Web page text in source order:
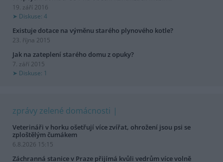
19. září 2016
Diskuse: 4
Existuje dotace na výměnu starého plynového kotle?
23. října 2015
Jak na zateplení starého domu z opuky?
7. září 2015
Diskuse: 1
zprávy zelené domácnosti
Veterináři v horku ošetřují více zvířat, ohrožení jsou psi se
zploštělým čumákem
6.8.2026 15:15
Záchranná stanice v Praze přijímá kvůli vedrům více volně